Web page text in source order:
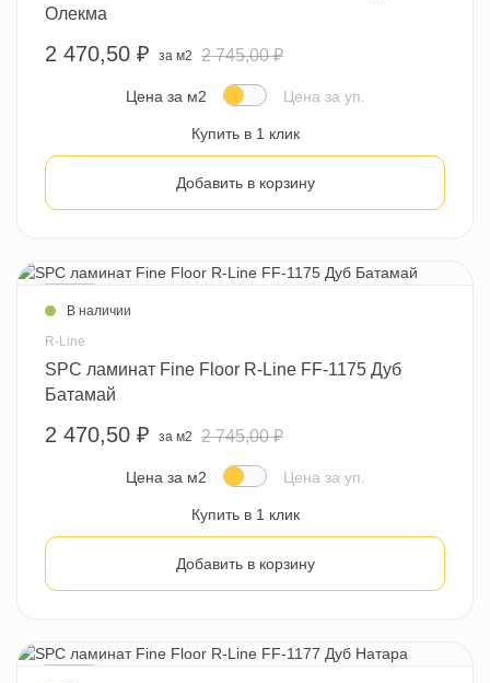
Олекма
2 470,50 ₽ за м2 2 745,00 ₽
Цена за м2 Цена за уп.
Купить в 1 клик
Добавить в корзину
В наличии
R-Line
SPC ламинат Fine Floor R-Line FF-1175 Дуб
Батамай
2 470,50 ₽ за м2 2 745,00 ₽
Цена за м2 Цена за уп.
Купить в 1 клик
Добавить в корзину